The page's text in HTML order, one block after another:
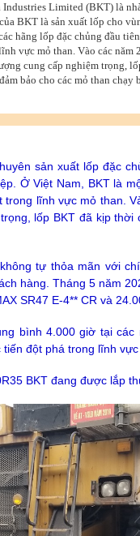
Limited (BKT) là
BKT là sản xuất lốp cho
hãng lốp đặc chủng đầu
vực mỏ than. Vào các
cung cấp nghiệm trọng,
bảo cho các mỏ than chạy
sản xuất lốp đặc
Ở Việt Nam, BKT là
lĩnh vực mỏ than.
lốp BKT đã kịp
tự thỏa mãn với
hàng. Tháng 5 năm
SR47 E-4** CR và
bình 4.000 giờ tại
đột phá trong lĩnh
BKT đang được lắp